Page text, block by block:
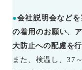
●会社説明会など
の着用のお願い、
大防止への配慮を
また、検温し、37